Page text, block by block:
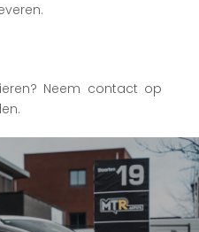
Neem contact op